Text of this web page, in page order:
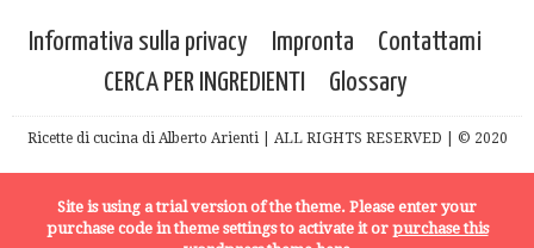
Informativa sulla privacy Impronta
Contattami
CERCA PER INGREDIENTI
Glossary
Ricette di cucina di Alberto Arienti | ALL RIGHTS RESERVED | © 2020
Site is using a trial version of the theme. Please enter your
purchase code in theme settings to activate it or purchase this